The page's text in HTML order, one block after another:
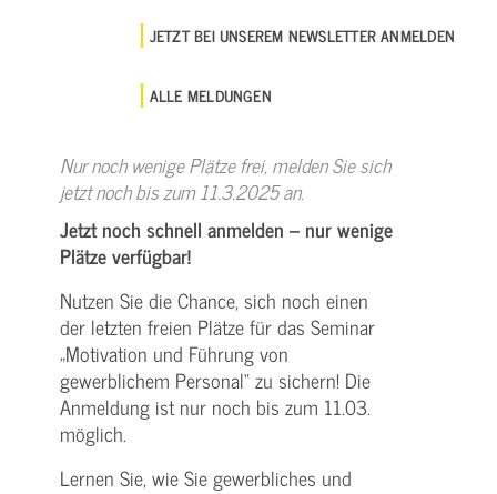
JETZT BEI UNSEREM NEWSLETTER ANMELDEN
ALLE MELDUNGEN
Nur noch wenige Plätze frei, melden Sie sich
jetzt noch bis zum 11.3.2025 an.
Jetzt noch schnell anmelden – nur wenige
Plätze verfügbar!
Nutzen Sie die Chance, sich noch einen
der letzten freien Plätze für das Seminar
„Motivation und Führung von
gewerblichem Personal“ zu sichern! Die
Anmeldung ist nur noch bis zum 11.03.
möglich.
Lernen Sie, wie Sie gewerbliches und